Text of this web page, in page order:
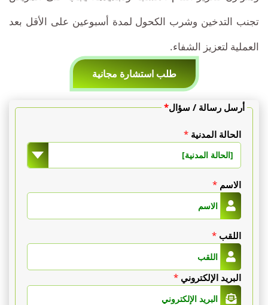
تجنب التدخين وشرب الكحول لمدة أسبوعين على الأقل بعد
العملية لتعزيز الشفاء.
طلب استشارة مجانية
أرسل رسالة / سؤال*
الحالة المدنية*
[الحالة المدنية]
الاسم*
اللقب*
البريد الإلكتروني*